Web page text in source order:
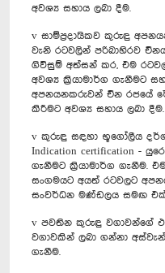
අවශ්‍ය සහාය ලබා දීම.
v සාම්ප්‍රදායිකව කුරුඳු
වැනි රටවලින් පරිබාහිරව
ගිවිසුම් අත්සන් කර, එම
අවශ්‍ය ක්‍රියාමාර්ග ගැනීමට
අපනයනකරුවන් චීන රජයේ
කිරීමට අවශ්‍ය සහාය ලබා දීම.
v කුරුඳු සඳහා භූගෝලීය
Indication certification -
ගැනීමට ක්‍රියාමාර්ග ගැනීම.
සංගමයට අයත් රටවලට
සංවර්ධන මණ්ඩලය සමඟ
v පවතින කුරුඳු වගාවන්ගේ
වගාවකින් ලබා ගන්නා
ගැනීම.